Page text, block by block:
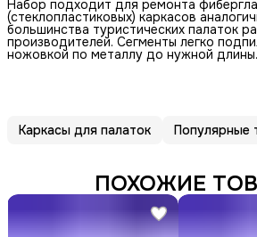
Набор подходит для ремонта
(стеклопластиковых) каркасов
большинства туристических палаток
производителей. Сегменты легко
ножовкой по металлу до нужной длины.
Каркасы для палаток Популярные
ПОХОЖИЕ